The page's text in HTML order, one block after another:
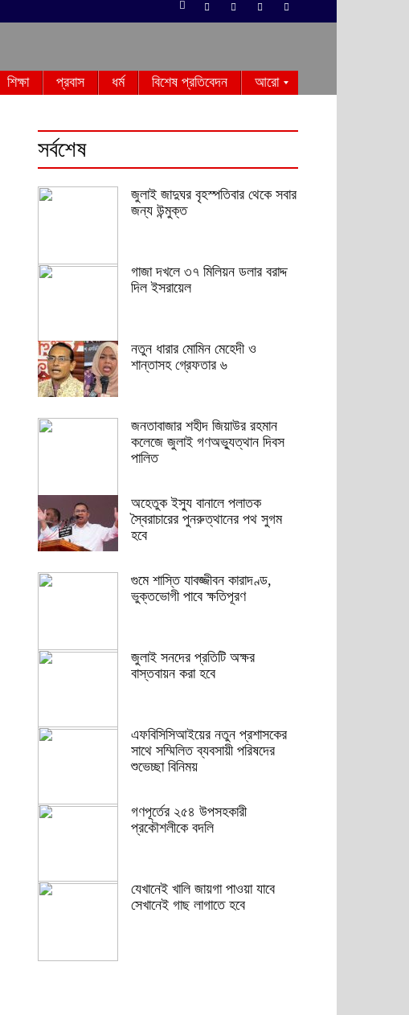
শিক্ষা প্রবাস ধর্ম বিশেষ প্রতিবেদন আরো
সর্বশেষ
জুলাই জাদুঘর বৃহস্পতিবার থেকে সবার
জন্য উন্মুক্ত
গাজা দখলে ৩৭ মিলিয়ন ডলার বরাদ্দ
দিল ইসরায়েল
নতুন ধারার মোমিন মেহেদী ও
শান্তাসহ গ্রেফতার ৬
জনতাবাজার শহীদ জিয়াউর রহমান
কলেজে জুলাই গণঅভ্যুত্থান দিবস
পালিত
অহেতুক ইস্যু বানালে পলাতক
স্বৈরাচারের পুনরুত্থানের পথ সুগম
হবে
গুমে শাস্তি যাবজ্জীবন কারাদণ্ড,
ভুক্তভোগী পাবে ক্ষতিপূরণ
জুলাই সনদের প্রতিটি অক্ষর
বাস্তবায়ন করা হবে
এফবিসিসিআইয়ের নতুন প্রশাসকের
সাথে সম্মিলিত ব্যবসায়ী পরিষদের
শুভেচ্ছা বিনিময়
গণপূর্তের ২৫৪ উপসহকারী
প্রকৌশলীকে বদলি
যেখানেই খালি জায়গা পাওয়া যাবে
সেখানেই গাছ লাগাতে হবে